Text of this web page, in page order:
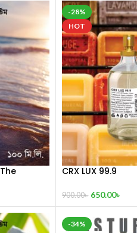
-28%
HOT
CRX LUX 99.9
900.00৳ 650.00৳
-34%